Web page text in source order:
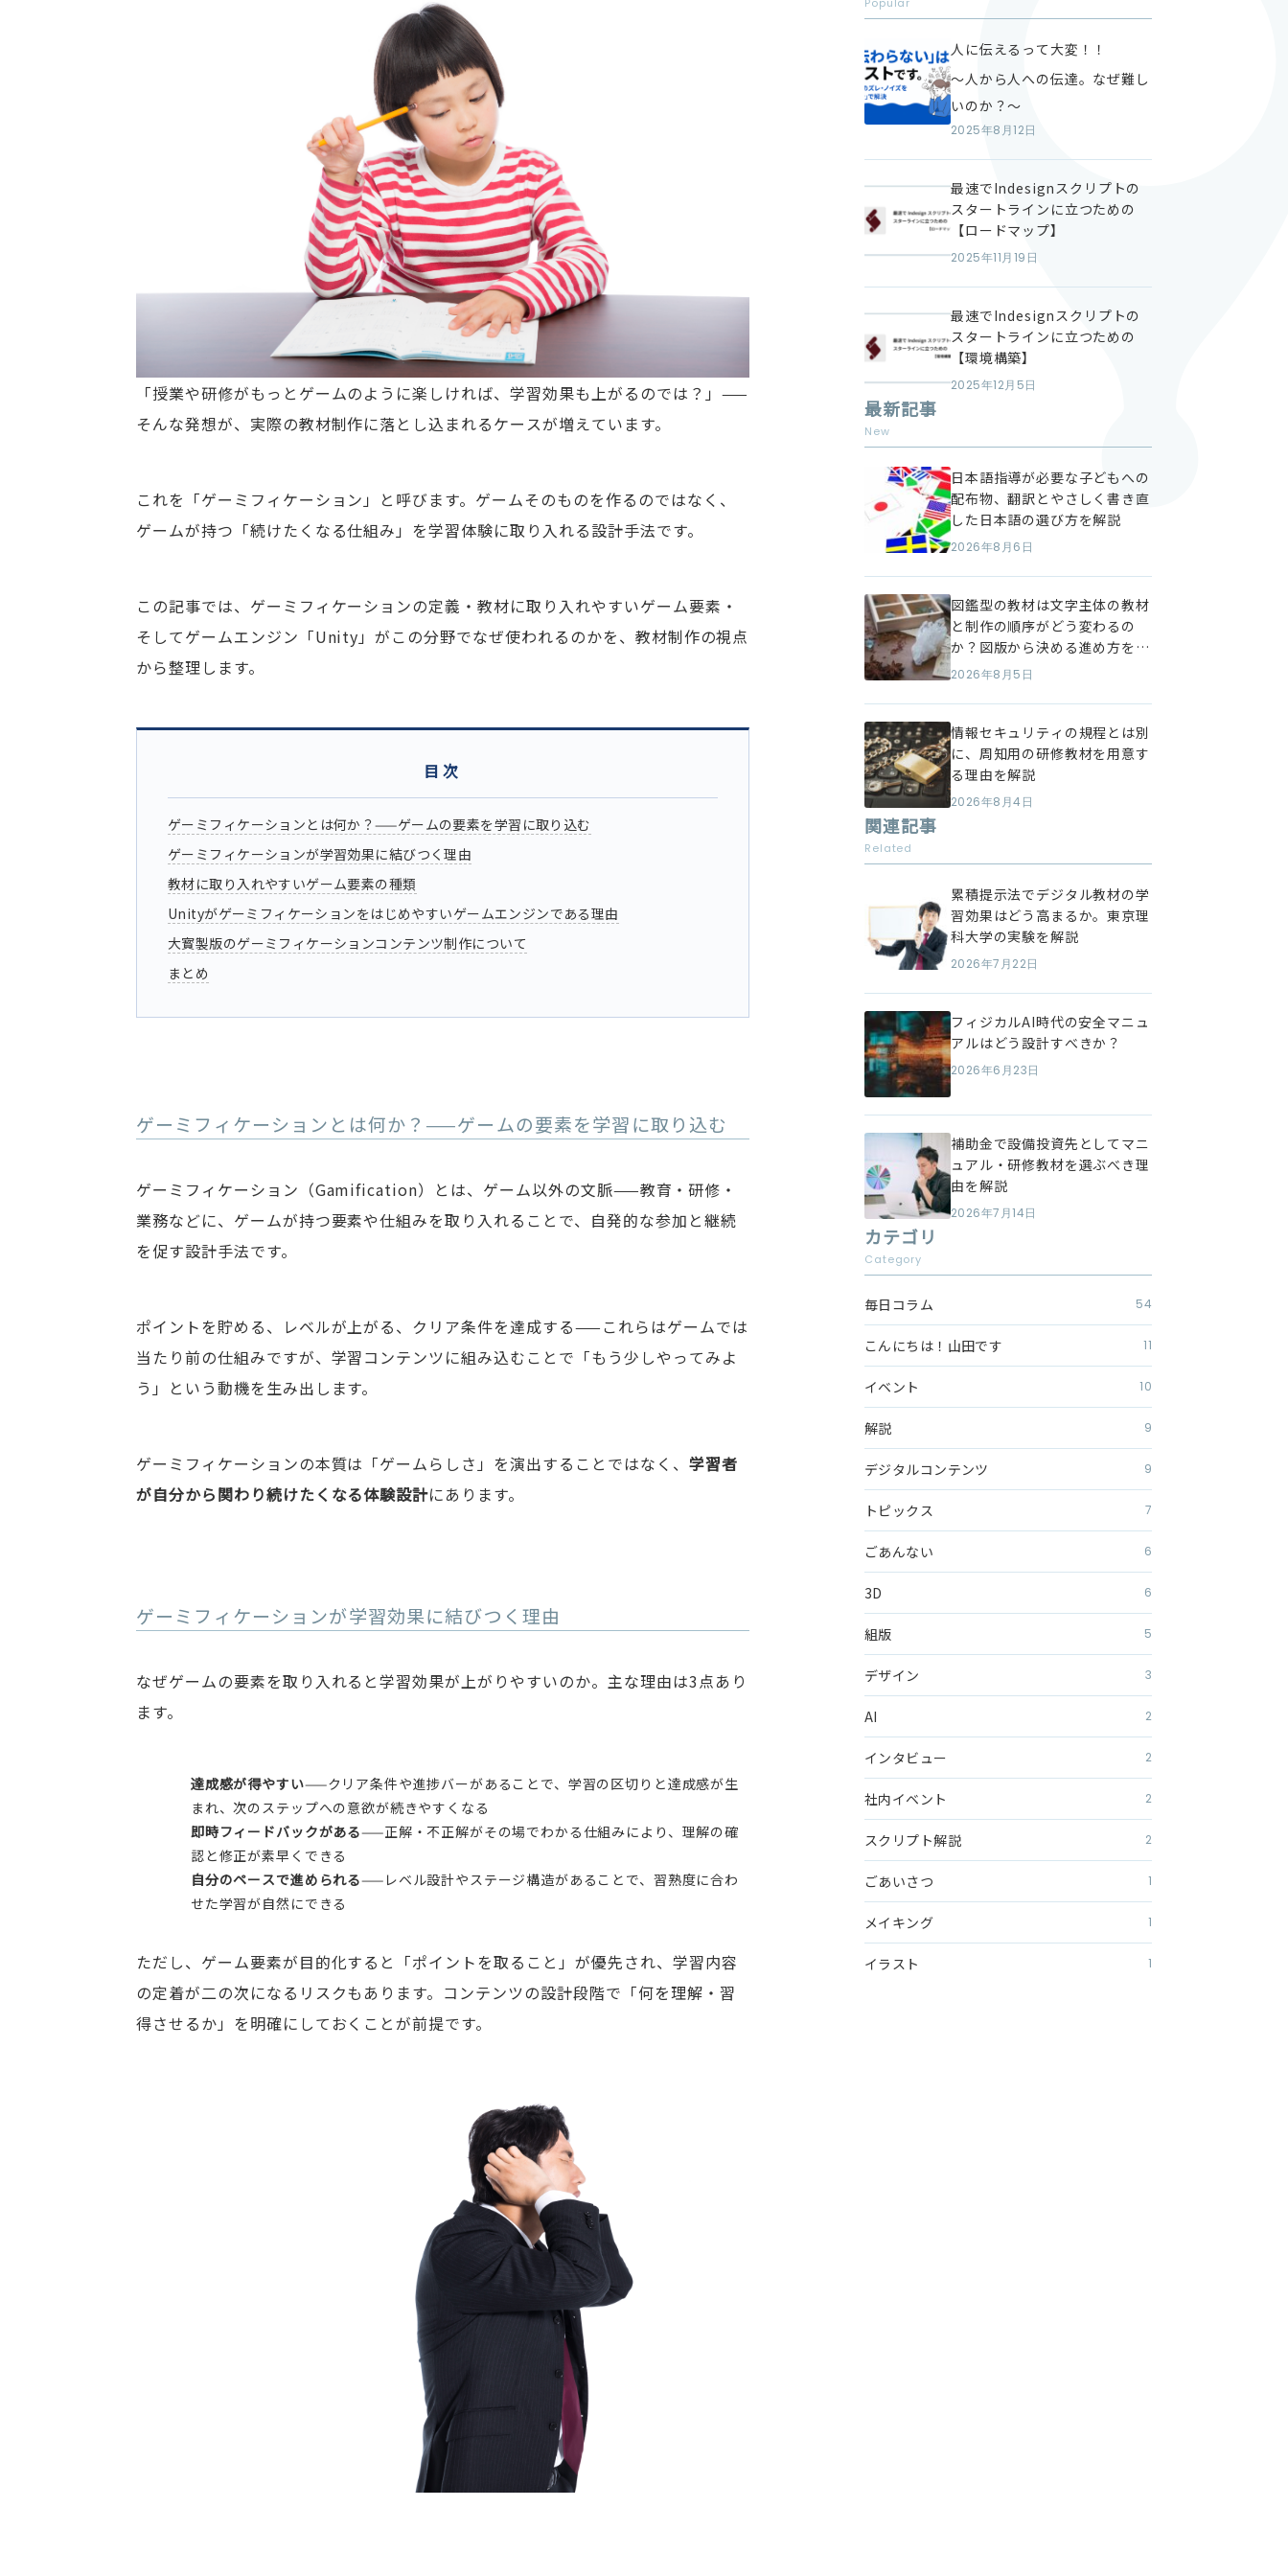
「授業や研修がもっとゲームのように楽しければ、学習効果も上がるのでは？」——
そんな発想が、実際の教材制作に落とし込まれるケースが増えています。
これを「ゲーミフィケーション」と呼びます。ゲームそのものを作るのではなく、
ゲームが持つ「続けたくなる仕組み」を学習体験に取り入れる設計手法です。
この記事では、ゲーミフィケーションの定義・教材に取り入れやすいゲーム要素・
そしてゲームエンジン「Unity」がこの分野でなぜ使われるのかを、教材制作の視点
から整理します。
目次
ゲーミフィケーションとは何か？——ゲームの要素を学習に取り込む
ゲーミフィケーションが学習効果に結びつく理由
教材に取り入れやすいゲーム要素の種類
Unityがゲーミフィケーションをはじめやすいゲームエンジンである理由
大寳製版のゲーミフィケーションコンテンツ制作について
まとめ
ゲーミフィケーションとは何か？——ゲームの要素を学習に取り込む
ゲーミフィケーション（Gamification）とは、ゲーム以外の文脈——教育・研修・
業務などに、ゲームが持つ要素や仕組みを取り入れることで、自発的な参加と継続
を促す設計手法です。
ポイントを貯める、レベルが上がる、クリア条件を達成する——これらはゲームでは
当たり前の仕組みですが、学習コンテンツに組み込むことで「もう少しやってみよ
う」という動機を生み出します。
ゲーミフィケーションの本質は「ゲームらしさ」を演出することではなく、 学習者
が自分から関わり続けたくなる体験設計にあります。
ゲーミフィケーションが学習効果に結びつく理由
なぜゲームの要素を取り入れると学習効果が上がりやすいのか。主な理由は3点あり
ます。
達成感が得やすい——クリア条件や進捗バーがあることで、学習の区切りと達成感が生
まれ、次のステップへの意欲が続きやすくなる
即時フィードバックがある——正解・不正解がその場でわかる仕組みにより、理解の確
認と修正が素早くできる
自分のペースで進められる——レベル設計やステージ構造があることで、習熟度に合わ
せた学習が自然にできる
ただし、ゲーム要素が目的化すると「ポイントを取ること」が優先され、学習内容
の定着が二の次になるリスクもあります。コンテンツの設計段階で「何を理解・習
得させるか」を明確にしておくことが前提です。
人に伝えるって大変！！
～人から人への伝達。なぜ難し
いのか？～
2025年8月12日
最速でIndesignスクリプトの
スタートラインに立つための
【ロードマップ】
2025年11月19日
最速でIndesignスクリプトの
スタートラインに立つための
【環境構築】
2025年12月5日
最新記事
New
日本語指導が必要な子どもへの
配布物、翻訳とやさしく書き直
した日本語の選び方を解説
2026年8月6日
図鑑型の教材は文字主体の教材
と制作の順序がどう変わるの
か？図版から決める進め方を解
説
2026年8月5日
情報セキュリティの規程とは別
に、周知用の研修教材を用意す
る理由を解説
2026年8月4日
関連記事
Related
累積提示法でデジタル教材の学
習効果はどう高まるか。東京理
科大学の実験を解説
2026年7月22日
フィジカルAI時代の安全マニュ
アルはどう設計すべきか？
2026年6月23日
補助金で設備投資先としてマニ
ュアル・研修教材を選ぶべき理
由を解説
2026年7月14日
カテゴリ
Category
毎日コラム 54
こんにちは！山田です 11
イベント 10
解説 9
デジタルコンテンツ 9
トピックス 7
ごあんない 6
3D 6
組版 5
デザイン 3
AI 2
インタビュー 2
社内イベント 2
スクリプト解説 2
ごあいさつ 1
メイキング 1
イラスト 1